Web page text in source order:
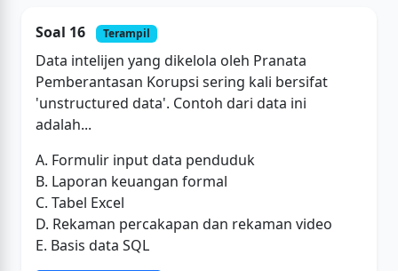
Soal 16 Terampil
Data intelijen yang dikelola oleh Pranata
Pemberantasan Korupsi sering kali bersifat
'unstructured data'. Contoh dari data ini
adalah...
A. Formulir input data penduduk
B. Laporan keuangan formal
C. Tabel Excel
D. Rekaman percakapan dan rekaman video
E. Basis data SQL